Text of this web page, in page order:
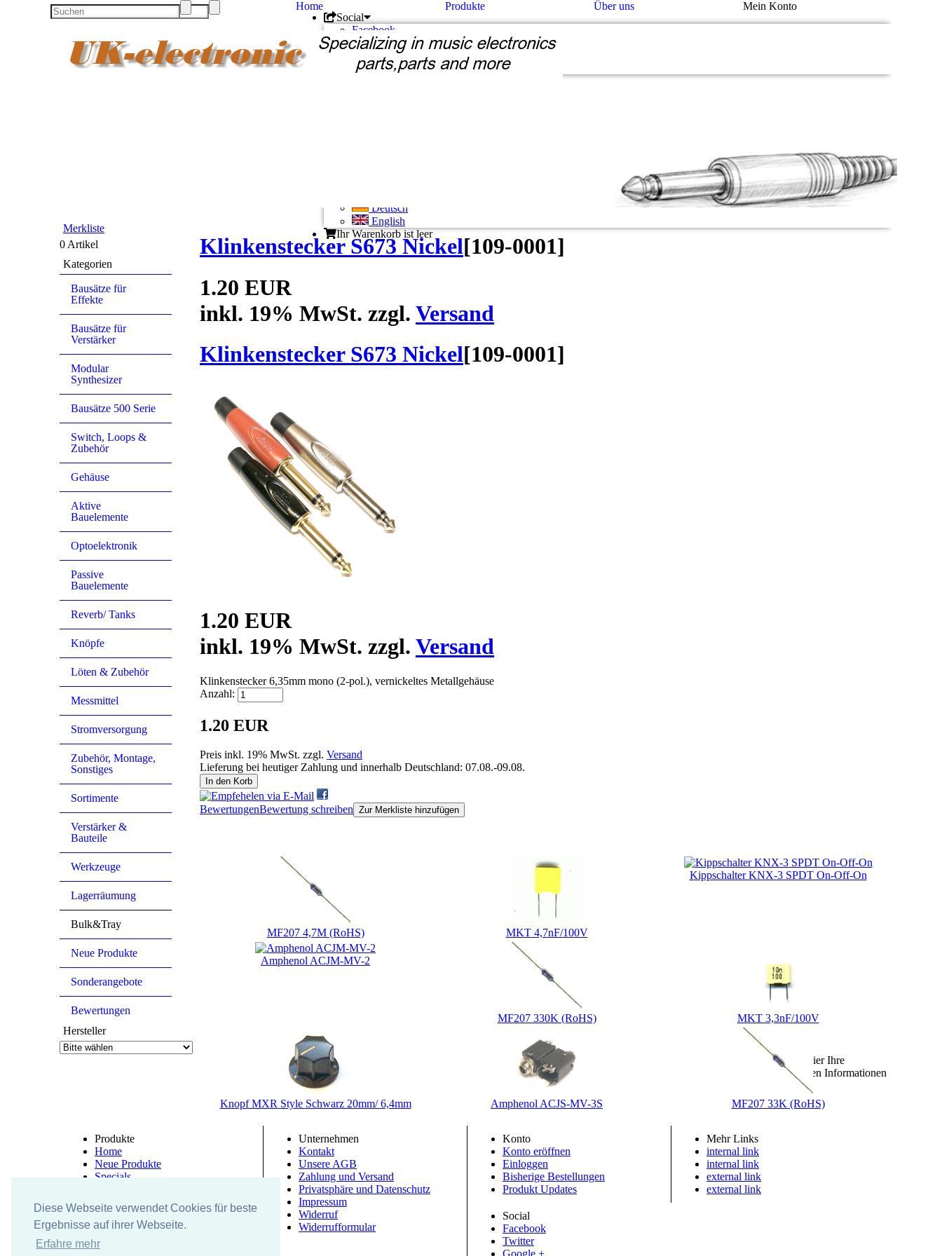
Diese Webseite verwendet Cookies für beste
Ergebnisse auf ihrer Webseite.
Erfahre mehr
Social
Facebook
Twitter
Google +
Pinterest
Deutsch
English
Ihr Warenkorb ist leer
Home Produkte Über uns Mein Konto
Klinkenstecker S673 Nickel[109-0001]
1.20 EUR
inkl. 19% MwSt. zzgl. Versand
Klinkenstecker S673 Nickel[109-0001]
1.20 EUR
inkl. 19% MwSt. zzgl. Versand
Klinkenstecker 6,35mm mono (2-pol.), vernickeltes Metallgehäuse
Anzahl:
1.20 EUR
Preis inkl. 19% MwSt. zzgl. Versand
Lieferung bei heutiger Zahlung und innerhalb Deutschland: 07.08.-09.08.
In den Korb
BewertungenBewertung schreiben Zur Merkliste hinzufügen
MF207 4,7M (RoHS) MKT 4,7nF/100V
Kippschalter KNX-3 SPDT On-Off-On
Amphenol ACJM-MV-2
MF207 330K (RoHS) MKT 3,3nF/100V
Knopf MXR Style Schwarz 20mm/ 6,4mm Amphenol ACJS-MV-3S MF207 33K (RoHS)
Merkliste
0 Artikel
Kategorien
Bausätze für
Effekte
Bausätze für
Verstärker
Modular
Synthesizer
Bausätze 500 Serie
Switch, Loops &
Zubehör
Gehäuse
Aktive
Bauelemente
Optoelektronik
Passive
Bauelemente
Reverb/ Tanks
Knöpfe
Löten & Zubehör
Messmittel
Stromversorgung
Zubehör, Montage,
Sonstiges
Sortimente
Verstärker &
Bauteile
Werkzeuge
Lagerräumung
Bulk&Tray
Neue Produkte
Sonderangebote
Bewertungen
Hersteller
Tragen Sie hier Ihre
Versandkosten Informationen
Produkte
Home
Neue Produkte
Specials
Unternehmen
Kontakt
Unsere AGB
Zahlung und Versand
Privatsphäre und Datenschutz
Impressum
Widerruf
Widerrufformular
Konto
Konto eröffnen
Einloggen
Bisherige Bestellungen
Produkt Updates
Mehr Links
internal link
internal link
external link
external link
Social
Facebook
Twitter